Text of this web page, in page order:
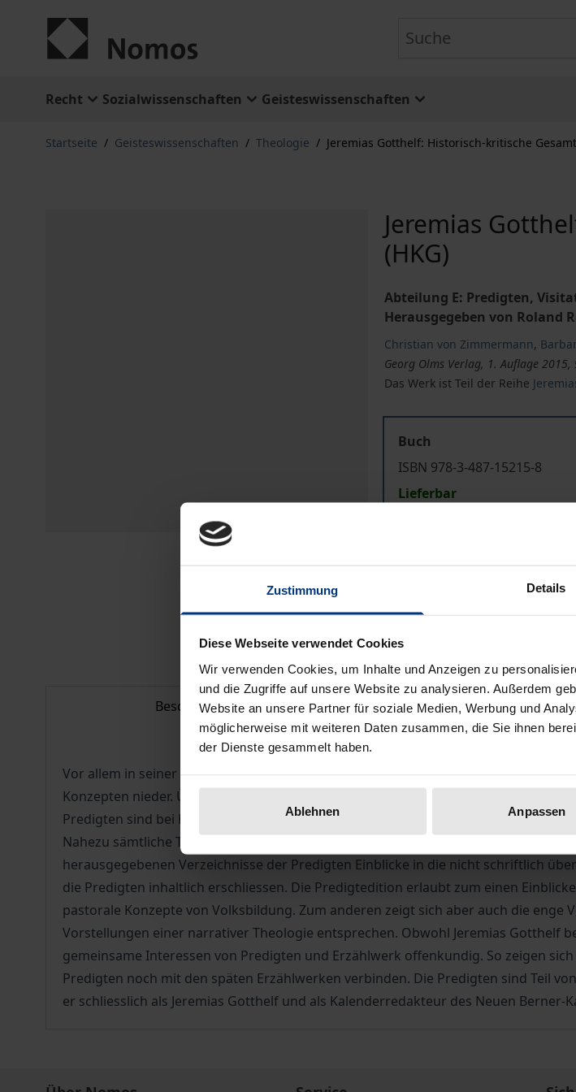
Zustimmung Details
Diese Webseite verwendet Cookies
Wir verwenden Cookies, um Inhalte und Anzeigen zu
und die Zugriffe auf unsere Website zu analysieren. Außerdem
Website an unsere Partner für soziale Medien, Werbung und
möglicherweise mit weiteren Daten zusammen, die Sie ihnen
der Dienste gesammelt haben.
Ablehnen Anpassen
Recht Sozialwissenschaften Geisteswissenschaften
Startseite / Geisteswissenschaften / Theologie / Jeremias Gotthelf: Historisch-kritische
Jeremias
(HKG)
Abteilung E: Predigten,
Herausgegeben von Roland
Christian von Zimmermann,
Georg Olms Verlag, 1. Auflage 2015,
Das Werk ist Teil der Reihe
Buch
ISBN 978-3-487-15215-8
Lieferbar
Preisangaben inkl. MwSt.
In den Warenkorb
Beschreibung Bibliografische
Vor allem in seiner Vikarszeit und frühen Tätigkeit als Pfarrer in Lützelflüh
Konzepten nieder. Über 500 Predigten, Bettagspredigten, Kasualreden sind in
Predigten sind bei Lebzeiten gedruckt worden, und auch die bisher
Nahezu sämtliche Texte werden in der vierbändigen Textedition nun erstmals
herausgegebenen Verzeichnisse der Predigten Einblicke in die nicht schriftlich
die Predigten inhaltlich erschliessen. Die Predigtedition erlaubt zum einen
pastorale Konzepte von Volksbildung. Zum anderen zeigt sich aber auch die
Vorstellungen einer narrativer Theologie entsprechen. Obwohl Jeremias Gotthelf
gemeinsame Interessen von Predigten und Erzählwerk offenkundig. So zeigen
Predigten noch mit den späten Erzählwerken verbinden. Die Predigten sind Teil
er schliesslich als Jeremias Gotthelf und als Kalenderredakteur des Neuen Berner-